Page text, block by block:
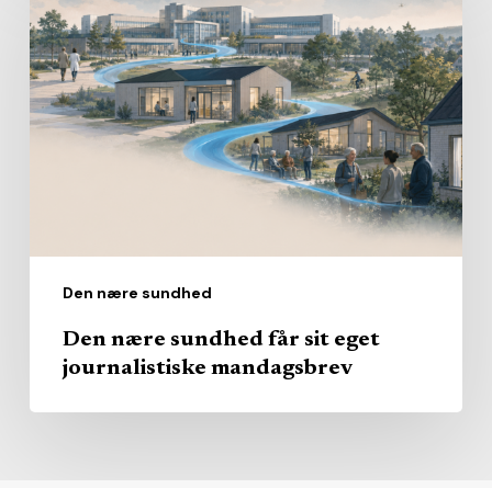
Den nære sundhed
nære
sundhed
får
sit
Den nære sundhed får sit eget
journalistiske mandagsbrev